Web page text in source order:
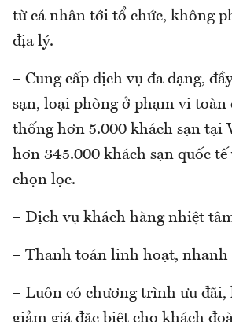
từ cá nhân tới tổ chức, không
địa lý.
– Cung cấp dịch vụ đa dạng,
sạn, loại phòng ở phạm vi toàn
thống hơn 5.000 khách sạn tại
hơn 345.000 khách sạn quốc tế
chọn lọc.
– Dịch vụ khách hàng nhiệt
– Thanh toán linh hoạt, nhanh
– Luôn có chương trình ưu đãi,
giảm giá đặc biệt cho khách